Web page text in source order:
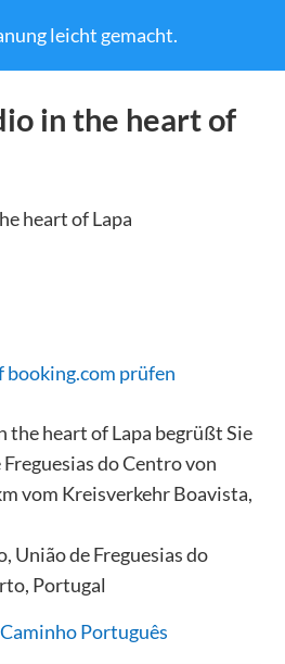
leicht gemacht.
in the heart of
booking.com prüfen
the heart of Lapa begrüßt Sie
do Centro von
vom Kreisverkehr Boavista,
União de Freguesias do
Portugal
Português